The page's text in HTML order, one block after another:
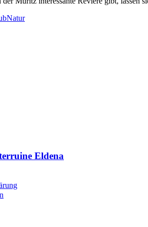
Natur
Eldena